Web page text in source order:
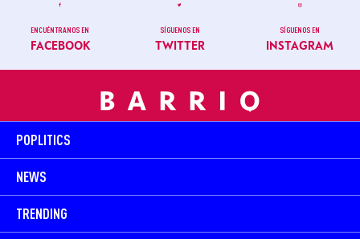
ENCUÉNTRANOS EN
FACEBOOK
SÍGUENOS EN
TWITTER
SÍGUENOS EN
INSTAGRAM
POPLITICS
NEWS
TRENDING